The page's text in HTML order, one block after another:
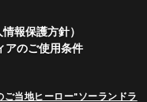
報保護方針）
アのご使用条件
ご当地ヒーロー"ソーランドラ